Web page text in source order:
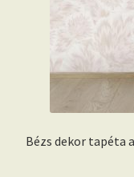
Bézs dekor tapéta